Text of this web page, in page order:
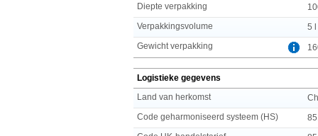
Diepte verpakking
Verpakkingsvolume
5 l
Gewicht verpakking
Logistieke gegevens
Land van herkomst
Code geharmoniseerd systeem (HS)